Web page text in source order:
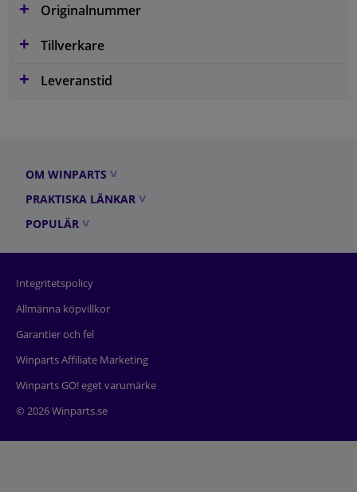
Originalnummer
Tillverkare
Leveranstid
OM WINPARTS
PRAKTISKA LÄNKAR
POPULÄR
Integritetspolicy
Allmänna köpvillkor
Garantier och fel
Winparts Affiliate Marketing
Winparts GO! eget varumärke
© 2026 Winparts.se